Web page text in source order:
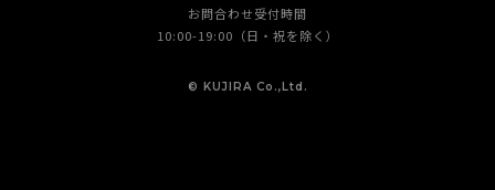
お問合わせ受付時間
10:00-19:00（日・祝を除く）
©︎ KUJIRA Co.,Ltd.